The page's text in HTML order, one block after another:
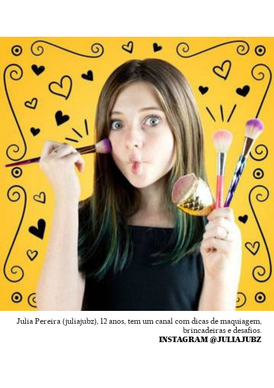
Julia Pereira (juliajubz), 12 anos, tem um canal com dicas de maquiagem,
brincadeiras e desafios.
INSTAGRAM @JULIAJUBZ